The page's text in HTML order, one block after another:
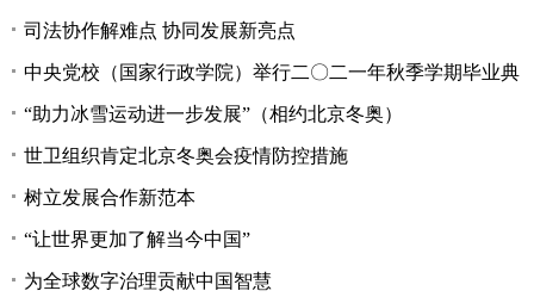
司法协作解难点 协同发展新亮点
中央党校（国家行政学院）举行二〇二一年秋季学期毕业典
“助力冰雪运动进一步发展”（相约北京冬奥）
世卫组织肯定北京冬奥会疫情防控措施
树立发展合作新范本
“让世界更加了解当今中国”
为全球数字治理贡献中国智慧